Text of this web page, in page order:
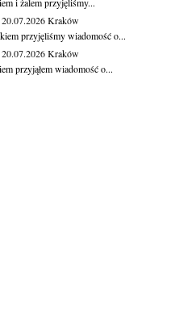
20.07.2026Kraków
przyjęliśmy wiadomość o...
20.07.2026Kraków
przyjąłem wiadomość o...